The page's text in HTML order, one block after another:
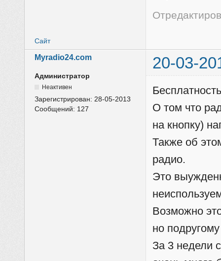
Сайт
Myradio24.com 20-03-
Администратор
Неактивен
Зарегистрирован:28-05-2013
Сообщений: 127
О том что
на кнопку)
Также об
радио.
Это
Возможно
но
За 3 недели